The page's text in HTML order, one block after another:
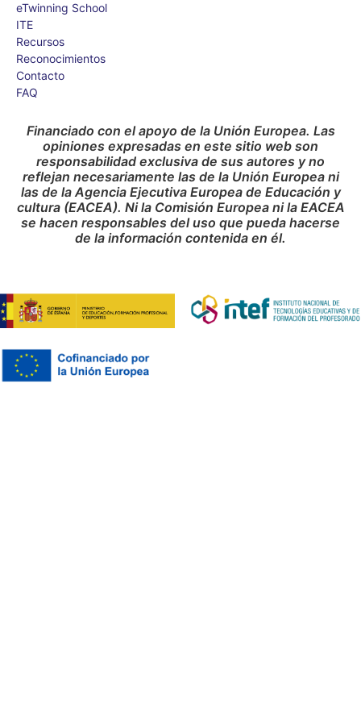
eTwinning School
ITE
Recursos
Reconocimientos
Contacto
FAQ
Financiado con el apoyo de la Unión Europea. Las
opiniones expresadas en este sitio web son
responsabilidad exclusiva de sus autores y no
reflejan necesariamente las de la Unión Europea ni
las de la Agencia Ejecutiva Europea de Educación y
cultura (EACEA). Ni la Comisión Europea ni la EACEA
se hacen responsables del uso que pueda hacerse
de la información contenida en él.